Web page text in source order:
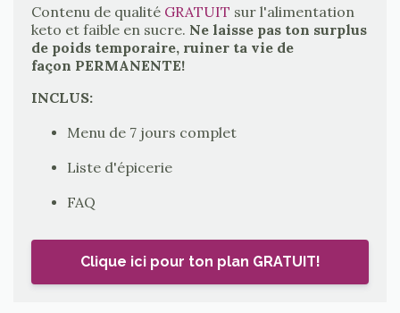
Contenu de qualité GRATUIT sur l'alimentation
keto et faible en sucre. Ne laisse pas ton surplus
de poids temporaire, ruiner ta vie de
façon PERMANENTE!
INCLUS:
Menu de 7 jours complet
Liste d'épicerie
FAQ
Clique ici pour ton plan GRATUIT!